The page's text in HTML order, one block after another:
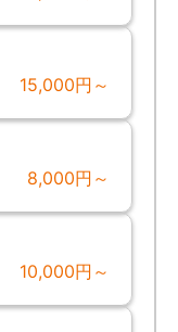
15,000円～
8,000円～
10,000円～